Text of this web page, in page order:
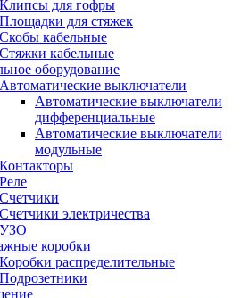
Клипсы для гофры
Площадки для стяжек
Скобы кабельные
Стяжки кабельные
оборудование
Автоматические выключатели
Автоматические выключатели
дифференциальные
Автоматические выключатели
модульные
Контакторы
Реле
Счетчики
Счетчики электричества
УЗО
коробки
Коробки распределительные
Подрозетники